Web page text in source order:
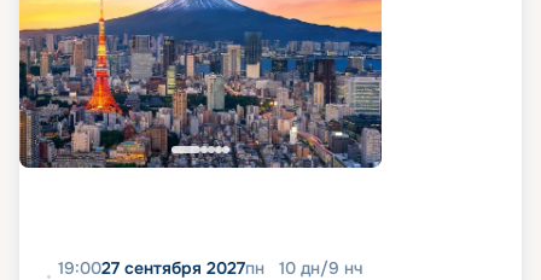
19:0027 сентября 2027пн 10 дн/9 нч